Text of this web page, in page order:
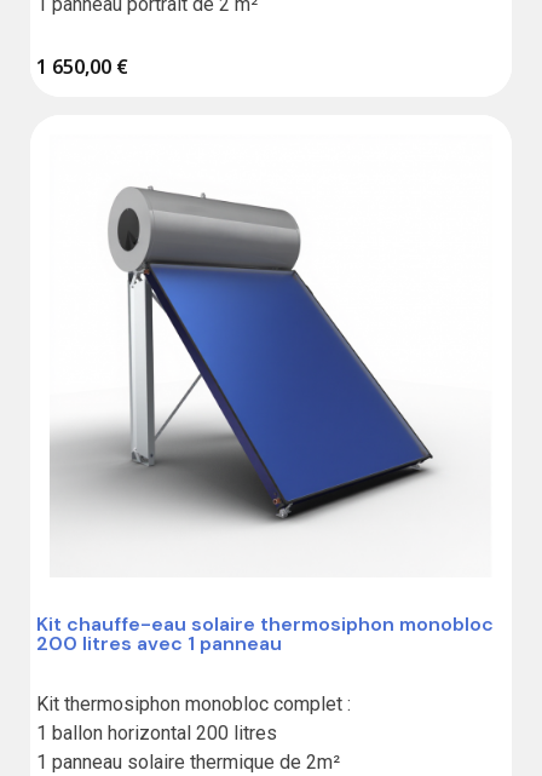
1 650,00 €
Kit chauffe-eau solaire thermosiphon monobloc
200 litres avec 1 panneau
Kit thermosiphon monobloc complet :
1 ballon horizontal 200 litres
1 panneau solaire thermique de 2m²